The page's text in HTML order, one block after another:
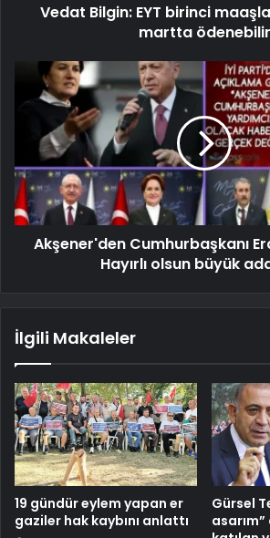
Vedat Bilgin: EYT birinci
martta ödenebilir
Akşener'den Cumhurbaşkanı
Hayırlı olsun büyük
İlgili Makaleler
19 gündür eylem yapan er
gaziler hak kaybını anlattı
Gürsel